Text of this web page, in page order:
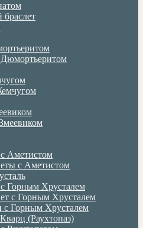
браслет
Дюмортьеритом
Аметистом
с Аметистом
Горным Хрусталем
с Горным Хрусталем
с Горным Хрусталем
(Раухтопаз)